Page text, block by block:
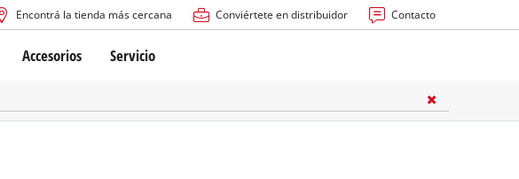
Encontrá la tienda más cercana Conviértete en distribuidor Contacto
de césped a batería
de césped manuales
Accesorios Servicio